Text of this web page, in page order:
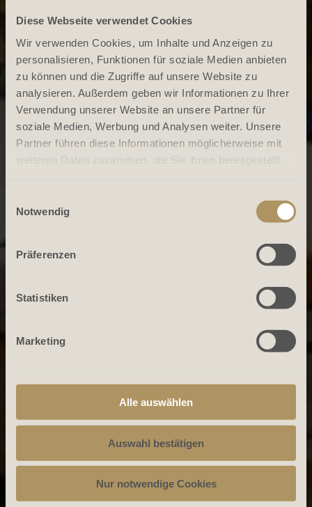
Diese Webseite verwendet Cookies
Wir verwenden Cookies, um Inhalte und Anzeigen zu
personalisieren, Funktionen für soziale Medien anbieten
zu können und die Zugriffe auf unsere Website zu
analysieren. Außerdem geben wir Informationen zu Ihrer
Verwendung unserer Website an unsere Partner für
soziale Medien, Werbung und Analysen weiter. Unsere
Partner führen diese Informationen möglicherweise mit
weiteren Daten zusammen, die Sie ihnen bereitgestellt
Notwendig
Präferenzen
Statistiken
Marketing
Alle auswählen
Auswahl bestätigen
Nur notwendige Cookies